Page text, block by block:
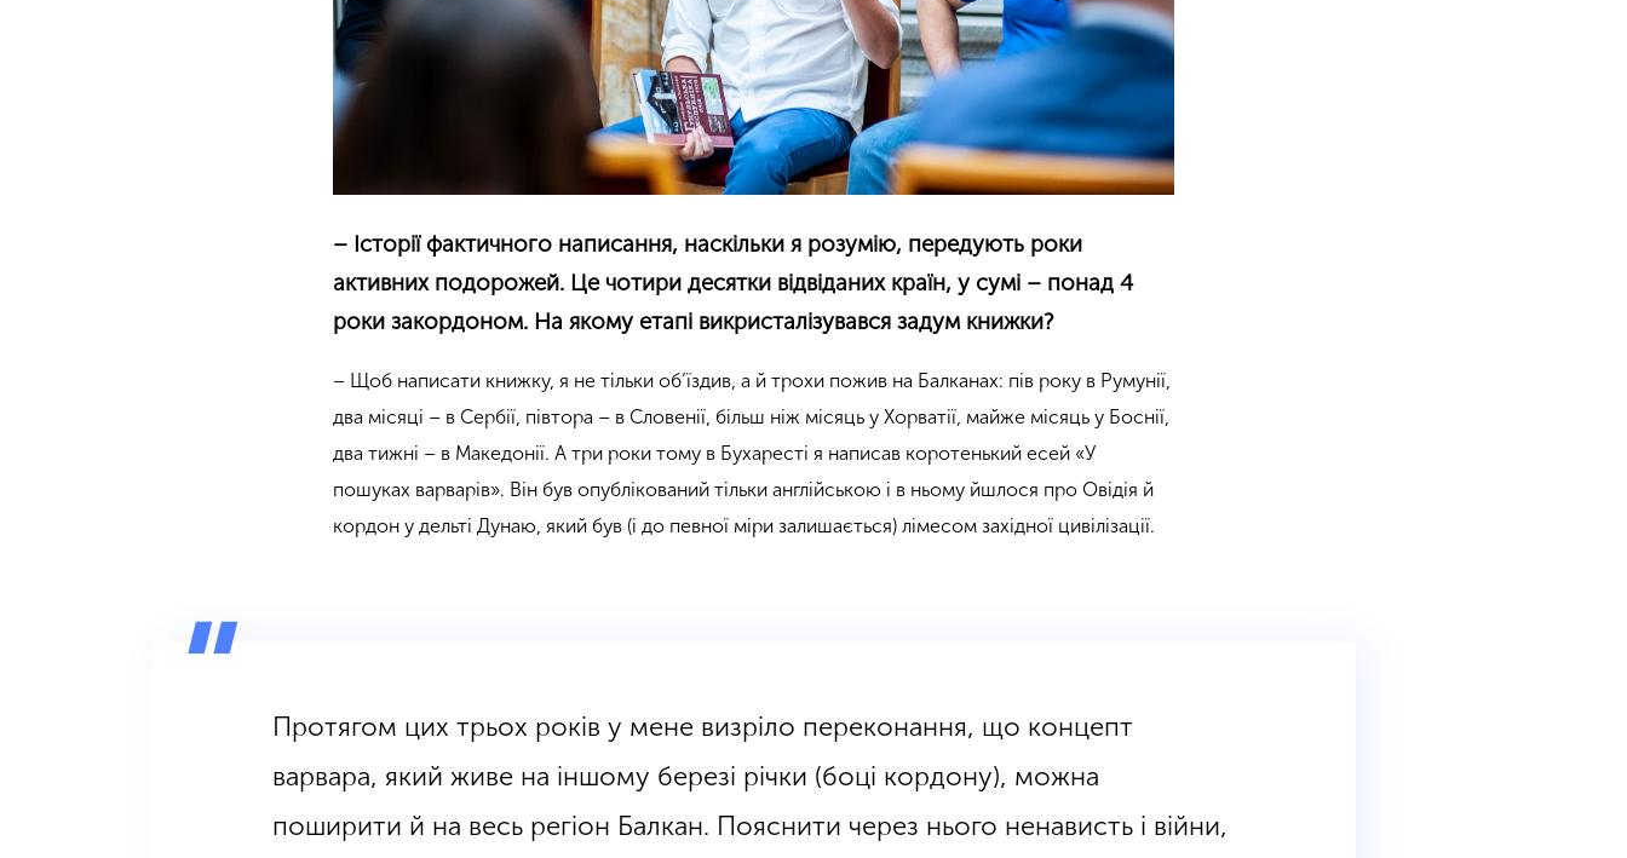
– Історії фактичного написання, наскільки я розумію, передують роки
активних подорожей. Це чотири десятки відвіданих країн, у сумі – понад 4
роки закордоном. На якому етапі викристалізувався задум книжки?
– Щоб написати книжку, я не тільки об’їздив, а й трохи пожив на Балканах: пів року в Румунії,
два місяці – в Сербії, півтора – в Словенії, більш ніж місяць у Хорватії, майже місяць у Боснії,
два тижні – в Македонії. А три роки тому в Бухаресті я написав коротенький есей «У
пошуках варварів». Він був опублікований тільки англійською і в ньому йшлося про Овідія й
кордон у дельті Дунаю, який був (і до певної міри залишається)лімесом західної цивілізації.
Протягом цих трьох років у мене визріло переконання, що концепт
варвара, який живе на іншому березі річки (боці кордону), можна
поширити й на весь регіон Балкан. Пояснити через нього ненависть і війни,